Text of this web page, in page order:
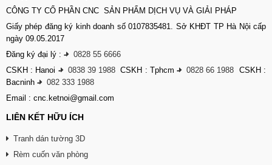
CÔNG TY CỔ PHẦN CNC SẢN PHẨM DỊCH VỤ VÀ GIẢI PHÁP
Giấy phép đăng ký kinh doanh số 0107835481. Sở KHĐT TP Hà Nội cấp
ngày 09.05.2017
Đăng ký đại lý : -
0828 55 6666
CSKH : Hanoi - 0838 39 1988 CSKH : Tphcm- 0828 66 1988 CSKH :
Bacninh -
082 333 1988
Email : cnc.ketnoi@gmail.com
LIÊN KẾT HỮU ÍCH
Tranh dán tường 3D
Rèm cuốn văn phòng